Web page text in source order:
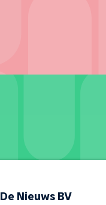
De Nieuws BV